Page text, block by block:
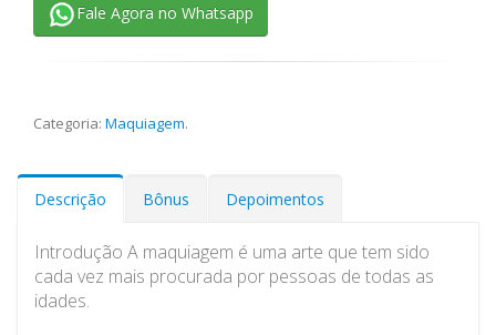
Fale Agora no Whatsapp
Categoria: Maquiagem.
Descrição Bônus Depoimentos
Introdução A maquiagem é uma arte que tem sido
cada vez mais procurada por pessoas de todas as
idades.